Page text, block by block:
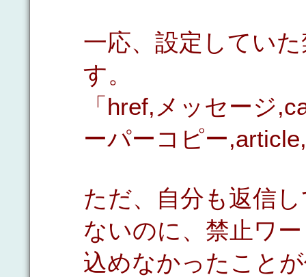
一応、設定してい
す。
「href,メッセージ
ーパーコピー
ただ、自分も返信
ないのに、禁止ワ
込めなかったこと